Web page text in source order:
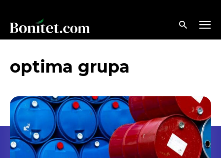
optima grupa